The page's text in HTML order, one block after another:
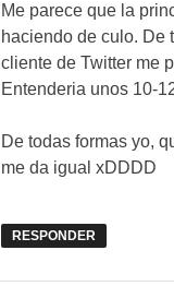
Me parece que la
haciendo de culo. De
cliente de Twitter me
Entenderia unos 10-
De todas formas yo,
me da igual xDDDD
RESPONDER